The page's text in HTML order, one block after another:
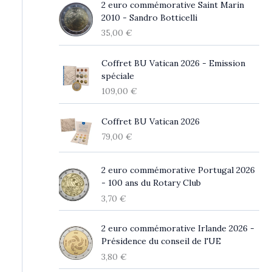
2 euro commémorative Saint Marin
2010 - Sandro Botticelli
35,00 €
Coffret BU Vatican 2026 - Emission
spéciale
109,00 €
Coffret BU Vatican 2026
79,00 €
2 euro commémorative Portugal 2026
- 100 ans du Rotary Club
3,70 €
2 euro commémorative Irlande 2026 -
Présidence du conseil de l'UE
3,80 €